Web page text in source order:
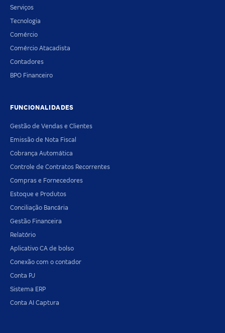
Serviços
Tecnologia
Comércio
Comércio Atacadista
Contadores
BPO Financeiro
FUNCIONALIDADES
Gestão de Vendas e Clientes
Emissão de Nota Fiscal
Cobrança Automática
Controle de Contratos Recorrentes
Compras e Fornecedores
Estoque e Produtos
Conciliação Bancária
Gestão Financeira
Relatório
Aplicativo CA de bolso
Conexão com o contador
Conta PJ
Sistema ERP
Conta AI Captura